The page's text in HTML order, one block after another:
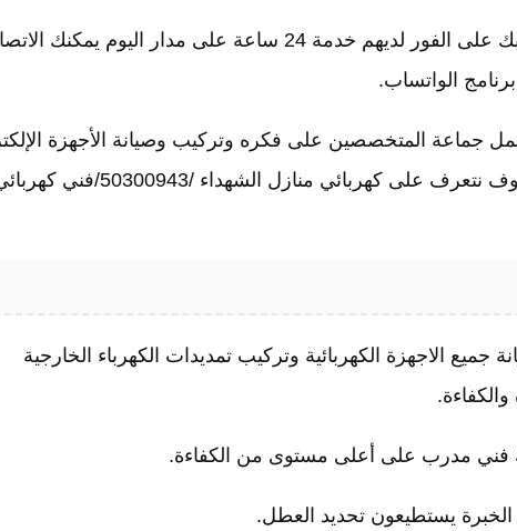
فهو فريق كامل يعمل تحت مؤسسة الشهداء يلبي طلبك على الفور لديهم خدمة 24 ساعة على مدار اليوم يمكنك
الواتساب.
جماعة المتخصصين على فكره وتركيب وصيانة الأجهزة
وضمان صلاحيتها وضمان تصليحها، ومن خلال مقالنا سوف نتعرف على كهربائي منازل الشهداء /50300943/
جميع الاجهزة الكهربائية وتركيب تمديدات الكهرباء الخارجية
الخبرة يستطيعون تحديد العطل.